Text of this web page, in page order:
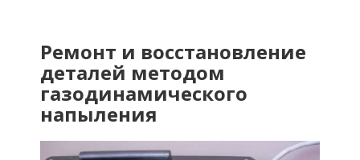
Ремонт и восстановление
деталей методом
газодинамического
напыления